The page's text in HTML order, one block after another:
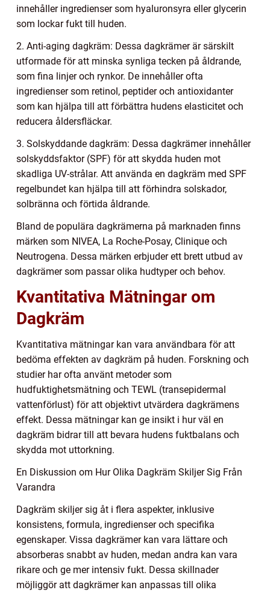
innehåller ingredienser som hyaluronsyra eller glycerin
som lockar fukt till huden.
2. Anti-aging dagkräm: Dessa dagkrämer är särskilt
utformade för att minska synliga tecken på åldrande,
som fina linjer och rynkor. De innehåller ofta
ingredienser som retinol, peptider och antioxidanter
som kan hjälpa till att förbättra hudens elasticitet och
reducera åldersfläckar.
3. Solskyddande dagkräm: Dessa dagkrämer innehåller
solskyddsfaktor (SPF) för att skydda huden mot
skadliga UV-strålar. Att använda en dagkräm med SPF
regelbundet kan hjälpa till att förhindra solskador,
solbränna och förtida åldrande.
Bland de populära dagkrämerna på marknaden finns
märken som NIVEA, La Roche-Posay, Clinique och
Neutrogena. Dessa märken erbjuder ett brett utbud av
dagkrämer som passar olika hudtyper och behov.
Kvantitativa Mätningar om
Dagkräm
Kvantitativa mätningar kan vara användbara för att
bedöma effekten av dagkräm på huden. Forskning och
studier har ofta använt metoder som
hudfuktighetsmätning och TEWL (transepidermal
vattenförlust) för att objektivt utvärdera dagkrämens
effekt. Dessa mätningar kan ge insikt i hur väl en
dagkräm bidrar till att bevara hudens fuktbalans och
skydda mot uttorkning.
En Diskussion om Hur Olika Dagkräm Skiljer Sig Från
Varandra
Dagkräm skiljer sig åt i flera aspekter, inklusive
konsistens, formula, ingredienser och specifika
egenskaper. Vissa dagkrämer kan vara lättare och
absorberas snabbt av huden, medan andra kan vara
rikare och ge mer intensiv fukt. Dessa skillnader
möjliggör att dagkrämer kan anpassas till olika